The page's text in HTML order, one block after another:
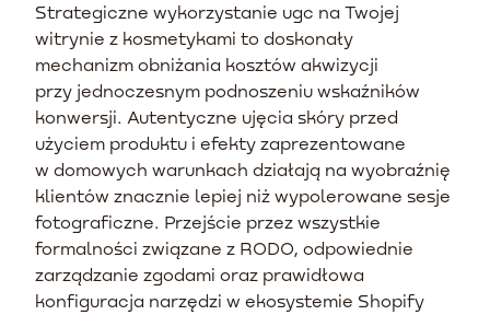
Strategiczne wykorzystanie ugc na Twojej
witrynie z kosmetykami to doskonały
mechanizm obniżania kosztów akwizycji
przy jednoczesnym podnoszeniu wskaźników
konwersji. Autentyczne ujęcia skóry przed
użyciem produktu i efekty zaprezentowane
w domowych warunkach działają na wyobraźnię
klientów znacznie lepiej niż wypolerowane sesje
fotograficzne. Przejście przez wszystkie
formalności związane z RODO, odpowiednie
zarządzanie zgodami oraz prawidłowa
konfiguracja narzędzi w ekosystemie Shopify